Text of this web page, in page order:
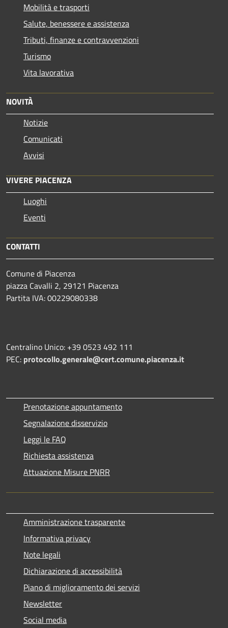
Mobilità e trasporti
Salute, benessere e assistenza
Tributi, finanze e contravvenzioni
Turismo
Vita lavorativa
NOVITÀ
Notizie
Comunicati
Avvisi
VIVERE PIACENZA
Luoghi
Eventi
CONTATTI
Comune di Piacenza
piazza Cavalli 2, 29121 Piacenza
Partita IVA: 00229080338
Centralino Unico: +39 0523 492 111
PEC: protocollo.generale@cert.comune.piacenza.it
Prenotazione appuntamento
Segnalazione disservizio
Leggi le FAQ
Richiesta assistenza
Attuazione Misure PNRR
Amministrazione trasparente
Informativa privacy
Note legali
Dichiarazione di accessibilità
Piano di miglioramento dei servizi
Newsletter
Social media